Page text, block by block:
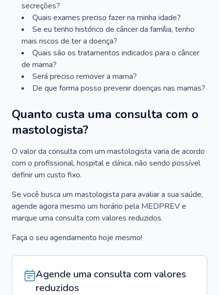
secreções?
Quais exames preciso fazer na minha idade?
Se eu tenho histórico de câncer da família, tenho
mais riscos de ter a doença?
Quais são os tratamentos indicados para o câncer
de mama?
Será preciso remover a mama?
De que forma posso prevenir doenças nas mamas?
Quanto custa uma consulta com o
mastologista?
O valor da consulta com um mastologista varia de acordo
com o profissional, hospital e clínica, não sendo possível
definir um custo fixo.
Se você busca um mastologista para avaliar a sua saúde,
agende agora mesmo um horário pela MEDPREV e
marque uma consulta com valores reduzidos.
Faça o seu agendamento hoje mesmo!
Agende uma consulta com valores
reduzidos